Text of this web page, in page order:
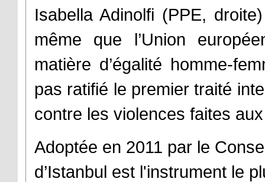
Isabella Adinolfi (PPE,
même que l’Union
matière d’égalité homme-
pas ratifié le premier traité
contre les violences faites
Adoptée en 2011 par le
d’Istanbul est l'instrument le